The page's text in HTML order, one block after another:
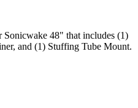
48" that includes (1)
and (1) Stuffing Tube Mount.